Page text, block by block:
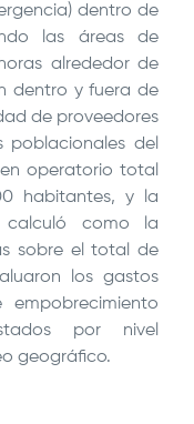
dentro de
las áreas de
alrededor de
dentro y fuera de
de proveedores
poblacionales del
operatorio total
habitantes, y la
calculó como la
sobre el total de
los gastos
por nivel
geográfico.